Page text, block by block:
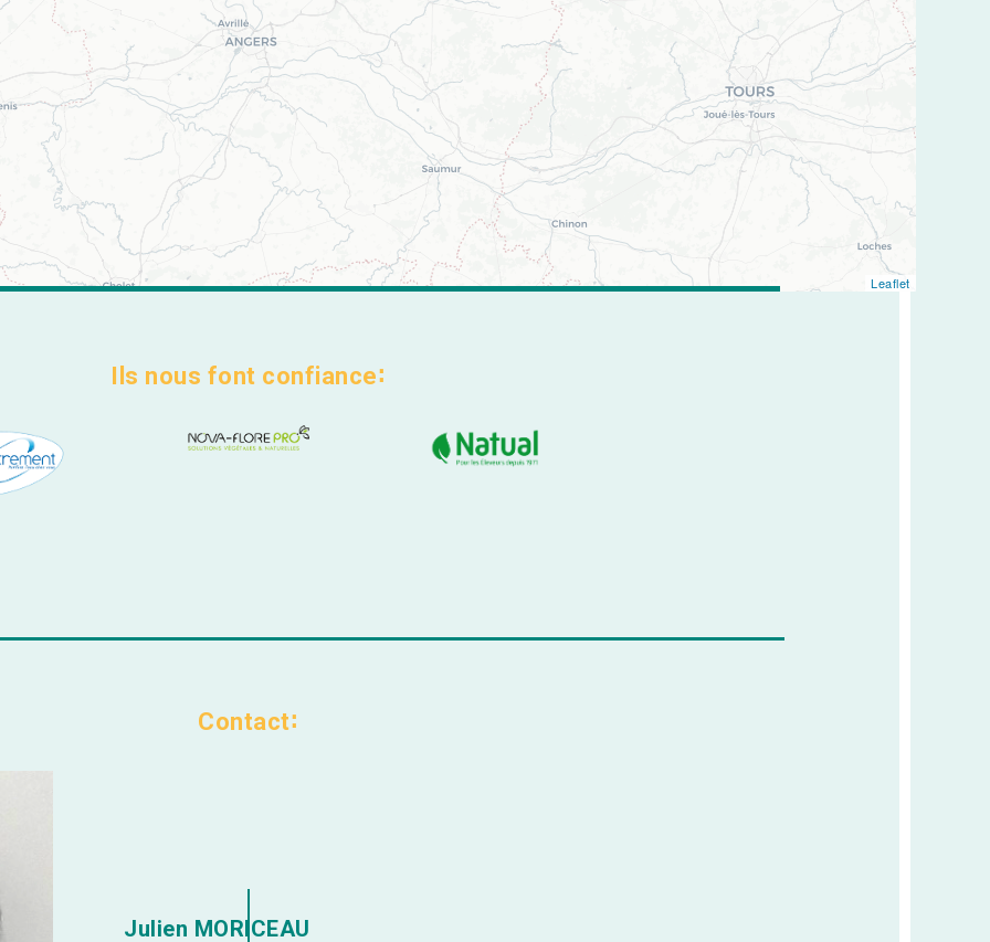
Leaflet
Ils nous font confiance
Contact
Julien MORICEAU